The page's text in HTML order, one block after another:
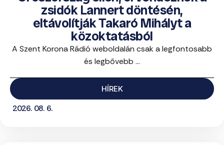
zsidók Lannert döntésén,
eltávolítják Takaró Mihályt a
közoktatásból
A Szent Korona Rádió weboldalán csak a legfontosabb
és legbővebb ...
HÍREK
2026. 08. 6.